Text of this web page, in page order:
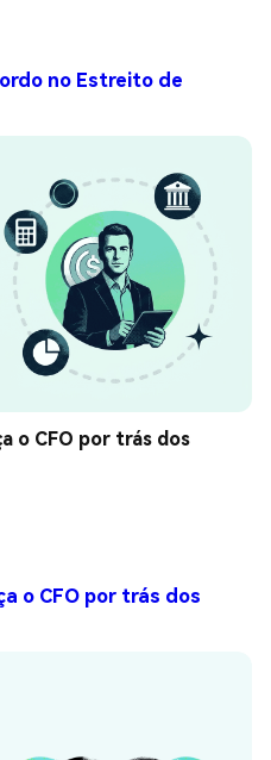
no Estreito de
o CFO por trás dos
o CFO por trás dos